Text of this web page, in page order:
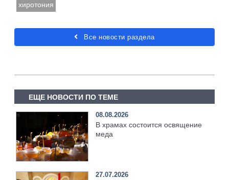
хиротония
Все новости раздела
ЕЩЕ НОВОСТИ ПО ТЕМЕ
08.08.2026
В храмах состоится освящение
меда
27.07.2026